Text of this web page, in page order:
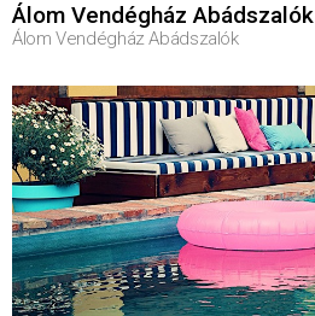
Álom Vendégház Abádszalók
Álom Vendégház Abádszalók